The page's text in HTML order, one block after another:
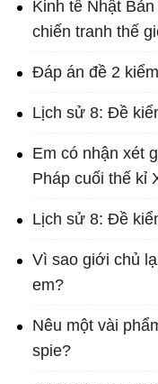
Kinh tế Nhật
chiến tranh thế
Đáp án đề 2
Lịch sử 8: Đề
Em có nhận xét
Pháp cuối thế kỉ
Lịch sử 8: Đề
Vì sao giới chủ
em?
Nêu một vài
spie?